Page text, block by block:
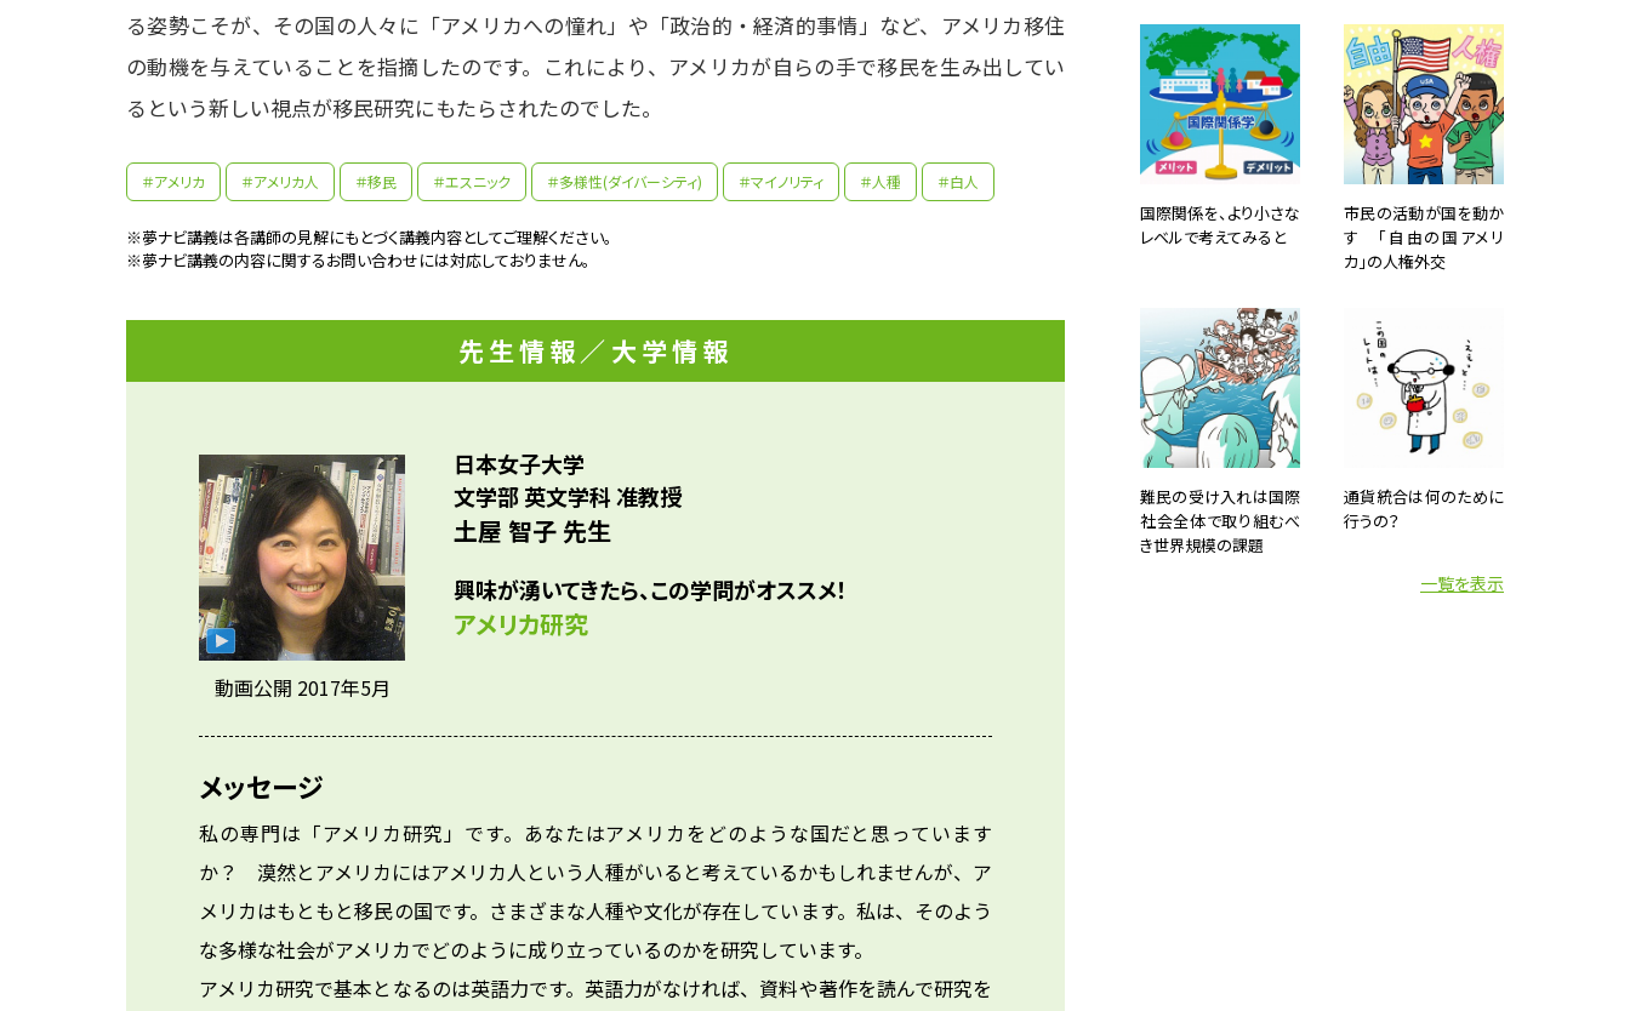
る姿勢こそが、その国の人々に「アメリカへの憧れ」や「政治的・経済的事情」など、アメリカ移住
の動機を与えていることを指摘したのです。これにより、アメリカが自らの手で移民を生み出してい
るという新しい視点が移民研究にもたらされたのでした。
＃アメリカ ＃アメリカ人 ＃移民 ＃エスニック ＃多様性(ダイバーシティ) ＃マイノリティ ＃人種 ＃白人
※夢ナビ講義は各講師の見解にもとづく講義内容としてご理解ください。
※夢ナビ講義の内容に関するお問い合わせには対応しておりません。
先生情報 ／大学情報
動画公開 2017年5月
日本女子大学
文学部 英文学科 准教授
土屋 智子 先生
興味が湧いてきたら、この学問がオススメ！
アメリカ研究
メッセージ
私の専門は「アメリカ研究」です。あなたはアメリカをどのような国だと思っています
か？　漠然とアメリカにはアメリカ人という人種がいると考えているかもしれませんが、ア
メリカはもともと移民の国です。さまざまな人種や文化が存在しています。私は、そのよう
な多様な社会がアメリカでどのように成り立っているのかを研究しています。
アメリカ研究で基本となるのは英語力です。英語力がなければ、資料や著作を読んで研究を
先生の学問へのきっかけは？
大学時代に恩師と出会ったことがきっかけで「アメリカ研究」に興味を
持つようになりました。その恩師の授業を受けて、アメリカという国の
多様性を知り、もっと詳しく学びたいと思うようになったのです。
ました。そして、実際にアメリカの人々との交流を通じて、そこには日
この留学経験で得たカルチャーショックは、今も研究の原動力になって
います。
先輩たちはどんな仕事に携わっているの？
フライトアテンダント/外資系企業
参考資料
国際関係を、より小さな
レベルで考えてみると
市民の活動が国を動か
す 「自由の国アメリ
カ」の人権外交
難民の受け入れは国際
社会全体で取り組むべ
き世界規模の課題
通貨統合は何のために
行うの？
一覧を表示